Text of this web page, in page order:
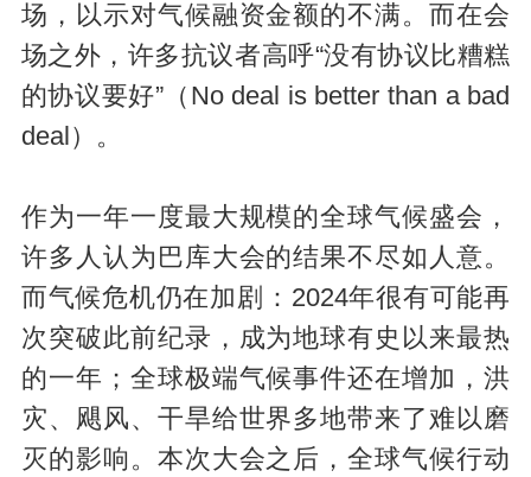
场，以示对气候融资金额的不满。而在会
场之外，许多抗议者高呼“没有协议比糟糕
的协议要好”（No deal is better than a bad
deal）。
作为一年一度最大规模的全球气候盛会，
许多人认为巴库大会的结果不尽如人意。
而气候危机仍在加剧：2024年很有可能再
次突破此前纪录，成为地球有史以来最热
的一年；全球极端气候事件还在增加，洪
灾、飓风、干旱给世界多地带来了难以磨
灭的影响。本次大会之后，全球气候行动